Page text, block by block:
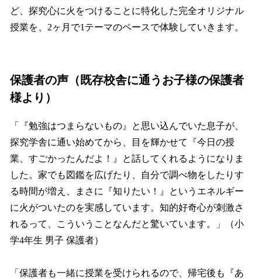
ど、探究心に火をつけることに特化した完全オリジナル
授業を、2ヶ月で1テーマのペースで体験していきます。
保護者の声（既存校舎に通うお子様の保護者
様より）
「『勉強はつまらないもの』と思い込んでいた息子が、
探究学舎に通い始めてから、目を輝かせて『今日の授
業、すごかったんだよ！』と話してくれるようになりま
した。家でも図鑑を広げたり、自分で調べ物をしたりす
る時間が増え、まさに『知りたい！』というエネルギー
に火がついたのを実感しています。知的好奇心が刺激さ
れるって、こういうことなんだと驚いています。」（小
学4年生 男子 保護者）
「保護者も一緒に授業を受けられるので、帰宅後も『あ